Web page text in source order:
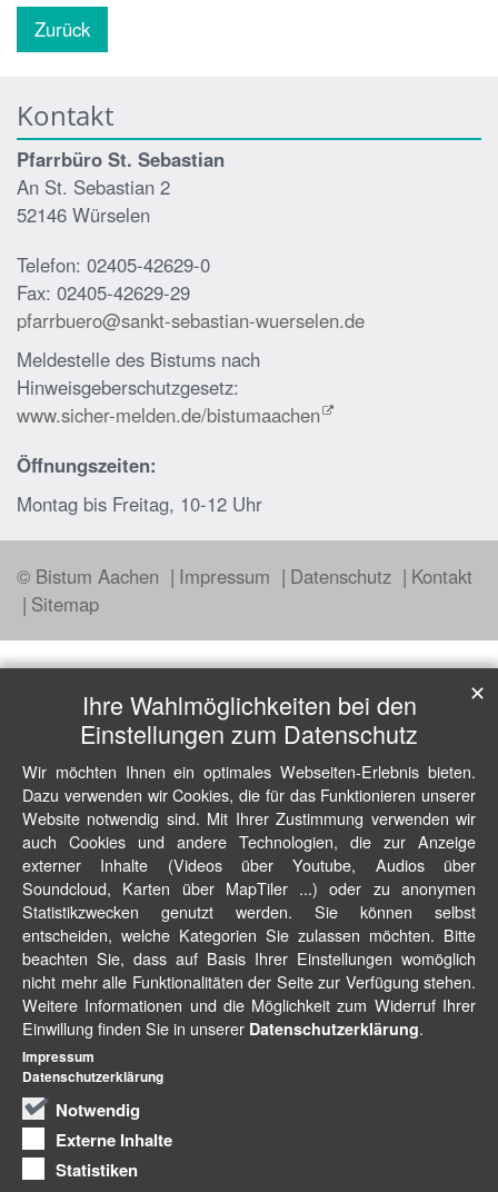
Zurück
Kontakt
Pfarrbüro St. Sebastian
An St. Sebastian 2
52146 Würselen
Telefon: 02405-42629-0
Fax: 02405-42629-29
pfarrbuero@sankt-sebastian-wuerselen.de
Meldestelle des Bistums nach
Hinweisgeberschutzgesetz:
www.sicher-melden.de/bistumaachen
Öffnungszeiten:
Montag bis Freitag, 10-12 Uhr
© Bistum Aachen Impressum Datenschutz
Kontakt
Sitemap
Ihre Wahlmöglichkeiten bei den
Einstellungen zum Datenschutz
Wir möchten Ihnen ein optimales Webseiten-Erlebnis bieten.
Dazu verwenden wir Cookies, die für das Funktionieren unserer
Website notwendig sind. Mit Ihrer Zustimmung verwenden wir
auch Cookies und andere Technologien, die zur Anzeige
externer Inhalte (Videos über Youtube, Audios über
Soundcloud, Karten über MapTiler ...) oder zu anonymen
Statistikzwecken genutzt werden. Sie können selbst
entscheiden, welche Kategorien Sie zulassen möchten. Bitte
beachten Sie, dass auf Basis Ihrer Einstellungen womöglich
nicht mehr alle Funktionalitäten der Seite zur Verfügung stehen.
Weitere Informationen und die Möglichkeit zum Widerruf Ihrer
Einwillung finden Sie in unserer Datenschutzerklärung.
Notwendig
Externe Inhalte
Statistiken
✕
Impressum
Datenschutzerklärung